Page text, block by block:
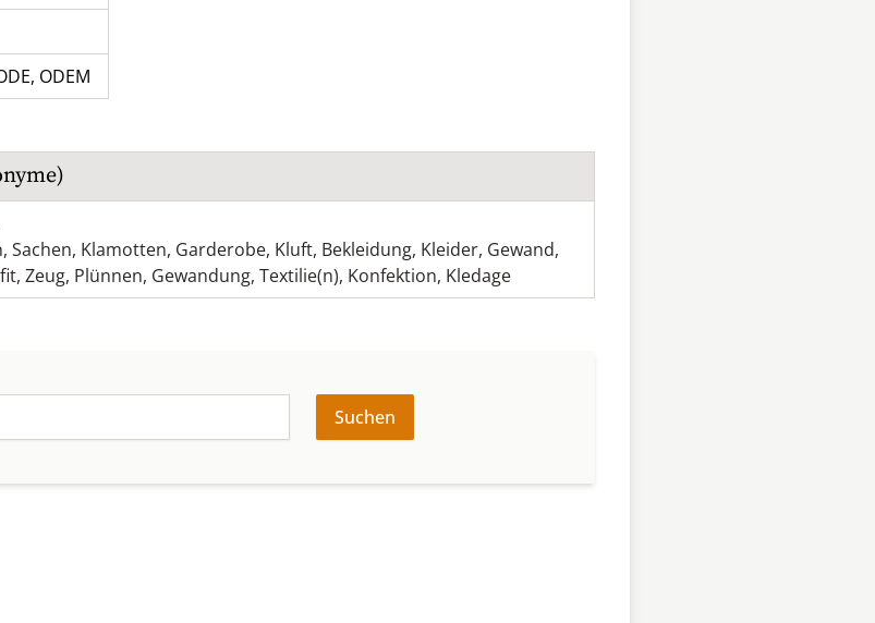
, ODEM
, Sachen, Klamotten, Garderobe, Kluft, Bekleidung, Kleider, Gewand,
, Zeug, Plünnen, Gewandung, Textilie(n), Konfektion, Kledage
Suchen